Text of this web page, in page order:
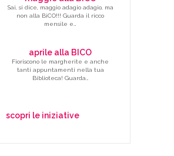
Sai, si dice, maggio adagio adagio, ma
non alla BiCO!!! Guarda il ricco
mensile e…
aprile alla BICO
Fioriscono le margherite e anche
tanti appuntamenti nella tua
Biblioteca! Guarda…
scopri le iniziative